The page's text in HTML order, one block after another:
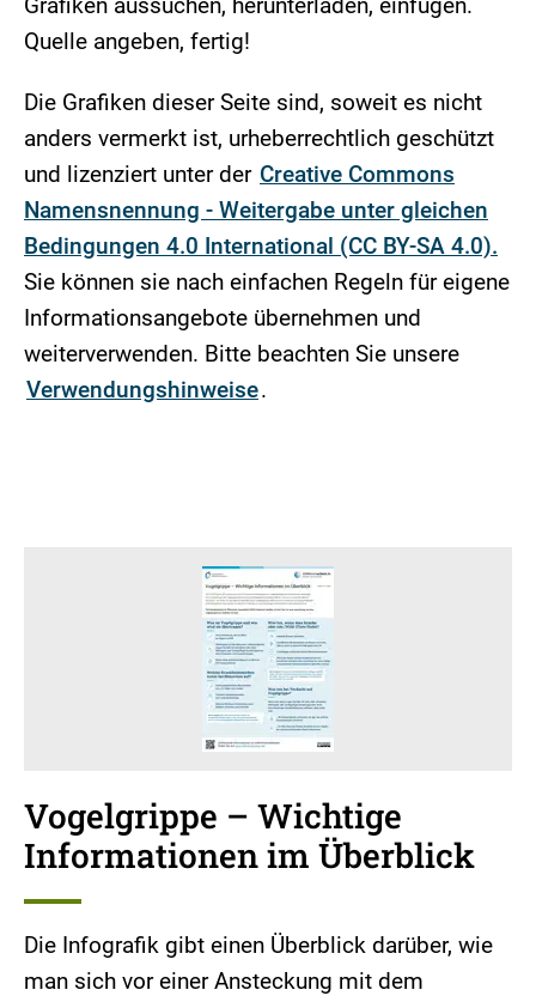
Quelle angeben, fertig!
Die Grafiken dieser Seite sind, soweit es nicht
anders vermerkt ist, urheberrechtlich geschützt
und lizenziert unter der Creative Commons
Namensnennung - Weitergabe unter gleichen
Bedingungen 4.0 International (CC BY-SA 4.0).
Sie können sie nach einfachen Regeln für eigene
Informationsangebote übernehmen und
weiterverwenden. Bitte beachten Sie unsere
Verwendungshinweise.
Vogelgrippe – Wichtige
Informationen im Überblick
Die Infografik gibt einen Überblick darüber, wie
man sich vor einer Ansteckung mit dem